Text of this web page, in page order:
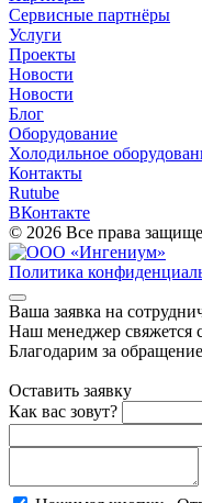
Сервисные партнёры
Услуги
Проекты
Новости
Новости
Блог
Оборудование
Холодильное
Контакты
Rutube
ВКонтакте
© 2026 Все права
Политика
Ваша заявка на
Наш менеджер свяжется
Благодарим за
Оставить заявку
Как вас зовут?